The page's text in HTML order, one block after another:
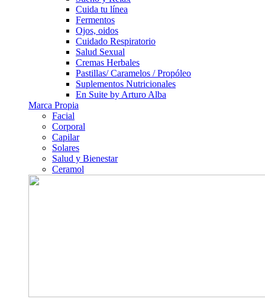
Cuida tu línea
Fermentos
Ojos, oidos
Cuidado Respiratorio
Salud Sexual
Cremas Herbales
Pastillas/ Caramelos / Propóleo
Suplementos Nutricionales
En Suite by Arturo Alba
Marca Propia
Facial
Corporal
Capilar
Solares
Salud y Bienestar
Ceramol